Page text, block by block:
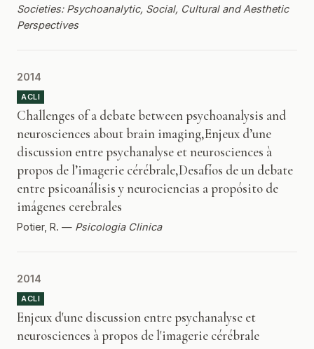
Societies: Psychoanalytic, Social, Cultural and Aesthetic
Perspectives
2014
ACLI
Challenges of a debate between psychoanalysis and
neurosciences about brain imaging,Enjeux d’une
discussion entre psychanalyse et neurosciences à
propos de l’imagerie cérébrale,Desafíos de un debate
entre psicoanálisis y neurociencias a propósito de
imágenes cerebrales
Potier, R. — Psicologia Clinica
2014
ACLI
Enjeux d'une discussion entre psychanalyse et
neurosciences à propos de l'imagerie cérébrale